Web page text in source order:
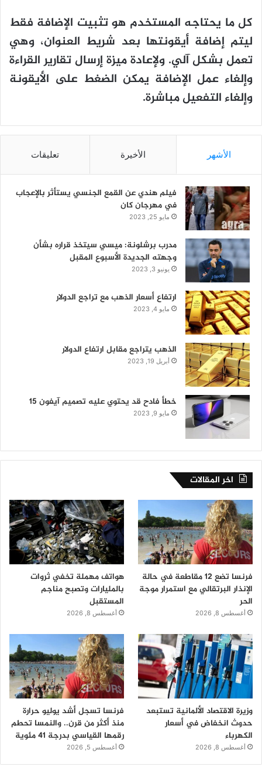
كل ما يحتاجه المستخدم هو تثبيت الإضافة فقط
ليتم إضافة أيقونتها بعد شريط العنوان، وهي
تعمل بشكل آلي. ولإعادة ميزة إرسال تقارير القراءة
وإلغاء عمل الإضافة يمكن الضغط على الأيقونة
وإلغاء التفعيل مباشرة.
الأشهر الأخيرة تعليقات
فيلم هندي عن القمع الجنسي يستأثر بالإعجاب
في مهرجان كان
مايو 25, 2023
مدرب برشلونة: ميسي سيتخذ قراره بشأن
وجهته الجديدة الأسبوع المقبل
يونيو 3, 2023
ارتفاع أسعار الذهب مع تراجع الدولار
مايو 4, 2023
الذهب يتراجع مقابل ارتفاع الدولار
أبريل 19, 2023
خطأ فادح قد يحتوي عليه تصميم آيفون 15
مايو 9, 2023
اخر المقالات
فرنسا تضع 12 مقاطعة في حالة
الإنذار البرتقالي مع استمرار موجة
الحر
أغسطس 8, 2026
هواتف مهملة تخفي ثروات
بالمليارات وتصبح مناجم
المستقبل
أغسطس 8, 2026
وزيرة الاقتصاد الألمانية تستبعد
حدوث انخفاض في أسعار
الكهرباء
أغسطس 8, 2026
فرنسا تسجل أشد يوليو حرارة
منذ أكثر من قرن.. والنمسا تحطم
رقمها القياسي بدرجة 41 مئوية
أغسطس 5, 2026